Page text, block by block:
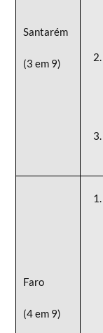
Santarém
(3 em 9)
Faro
(4 em 9)